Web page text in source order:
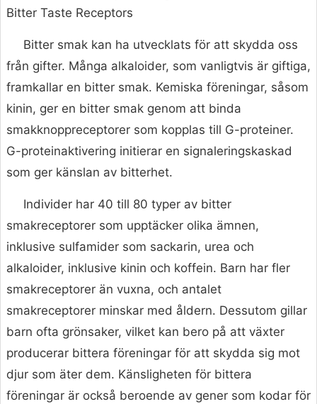
Bitter Taste Receptors
Bitter smak kan ha utvecklats för att skydda oss
från gifter. Många alkaloider, som vanligtvis är giftiga,
framkallar en bitter smak. Kemiska föreningar, såsom
kinin, ger en bitter smak genom att binda
smakknoppreceptorer som kopplas till G-proteiner.
G-proteinaktivering initierar en signaleringskaskad
som ger känslan av bitterhet.
Individer har 40 till 80 typer av bitter
smakreceptorer som upptäcker olika ämnen,
inklusive sulfamider som sackarin, urea och
alkaloider, inklusive kinin och koffein. Barn har fler
smakreceptorer än vuxna, och antalet
smakreceptorer minskar med åldern. Dessutom gillar
barn ofta grönsaker, vilket kan bero på att växter
producerar bittera föreningar för att skydda sig mot
djur som äter dem. Känsligheten för bittera
föreningar är också beroende av gener som kodar för